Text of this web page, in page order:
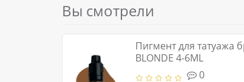
Вы смотрели
Пигмент для татуажа
BLONDE 4-6ML
0